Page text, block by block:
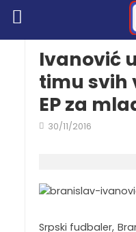
Ivanović
timu svih
EP za
30/11/2016
Srpski fudbaler,